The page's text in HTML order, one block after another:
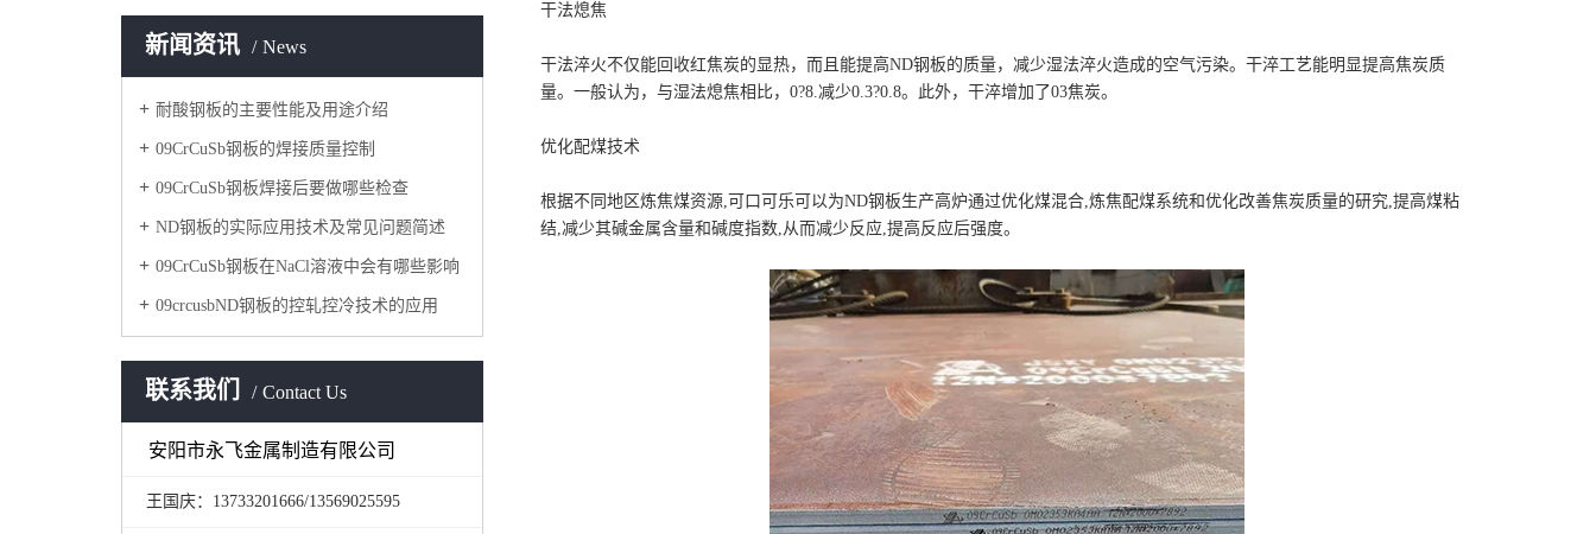
新闻资讯 News
耐酸钢板的主要性能及用途介绍
09CrCuSb钢板的焊接质量控制
09CrCuSb钢板焊接后要做哪些检查
ND钢板的实际应用技术及常见问题简述
09CrCuSb钢板在NaCl溶液中会有哪些影响
09crcusbND钢板的控轧控冷技术的应用
联系我们 Contact Us
安阳市永飞金属制造有限公司
王国庆：13733201666/13569025595
干法熄焦
干法淬火不仅能回收红焦炭的显热，而且能提高ND钢板的质量，减少湿法淬火造成的空气污染。干淬工艺能明显提高焦炭质
量。一般认为，与湿法熄焦相比，0?8.减少0.3?0.8。此外，干淬增加了03焦炭。
优化配煤技术
根据不同地区炼焦煤资源,可口可乐可以为ND钢板生产高炉通过优化煤混合,炼焦配煤系统和优化改善焦炭质量的研究,提高煤粘
结,减少其碱金属含量和碱度指数,从而减少反应,提高反应后强度。